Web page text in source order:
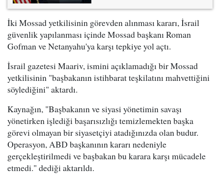
İki Mossad yetkilisinin görevden alınması kararı, İsrail
güvenlik yapılanması içinde Mossad başkanı Roman
Gofman ve Netanyahu'ya karşı tepkiye yol açtı.
İsrail gazetesi Maariv, ismini açıklamadığı bir Mossad
yetkilisinin "başbakanın istihbarat teşkilatını mahvettiğini
söylediğini" aktardı.
Kaynağın, "Başbakanın ve siyasi yönetimin savaşı
yönetirken işlediği başarısızlığı temizlemekten başka
görevi olmayan bir siyasetçiyi atadığınızda olan budur.
Operasyon, ABD başkanının kararı nedeniyle
gerçekleştirilmedi ve başbakan bu karara karşı mücadele
etmedi." dediği aktarıldı.